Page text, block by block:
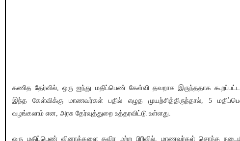
கணித தேர்வில், ஒரு ஐந்து மதிப்பெண் கேள்வி தவறாக இருந்ததாக
இந்த கேள்விக்கு மாணவர்கள் பதில் எழுத முயற்சித்திருந்தால், 5
வழங்கலாம் என, அரசு தேர்வுத்துறை உத்தரவிட்டு உள்ளது.
ஒரு மதிப்பெண் வினாக்களை தவிர மற்ற பிரிவில், மாணவர்கள் சொந்த